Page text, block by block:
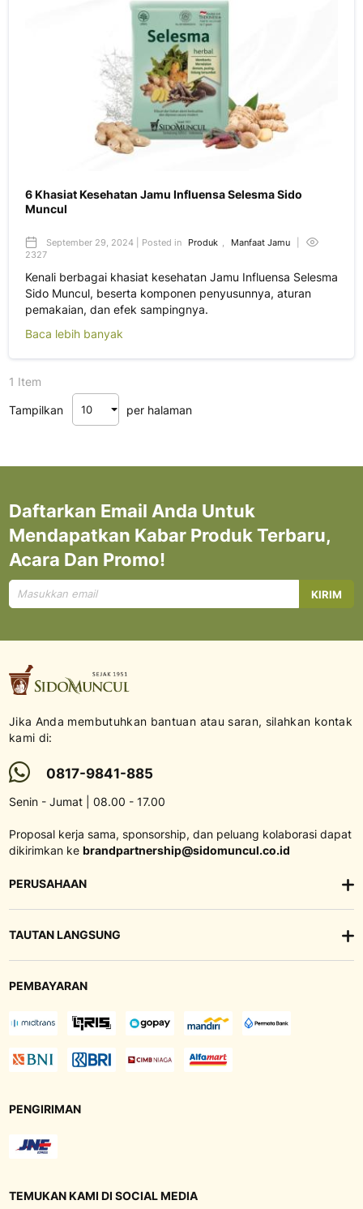
6 Khasiat Kesehatan Jamu Influensa Selesma Sido
Muncul
September 29, 2024 | Posted in Produk Manfaat Jamu
2327
Kenali berbagai khasiat kesehatan Jamu Influensa Selesma
Sido Muncul, beserta komponen penyusunnya, aturan
pemakaian, dan efek sampingnya.
Baca lebih banyak
1 Item
Tampilkan per halaman
Daftarkan Email Anda Untuk
Mendapatkan Kabar Produk Terbaru,
Acara Dan Promo!
Mendaftar
untuk
KIRIM
Jika Anda membutuhkan bantuan atau saran, silahkan kontak
kami di:
0817-9841-885
Senin - Jumat | 08.00 - 17.00
Proposal kerja sama, sponsorship, dan peluang kolaborasi dapat
dikirimkan ke brandpartnership@sidomuncul.co.id
PERUSAHAAN
TAUTAN LANGSUNG
PEMBAYARAN
PENGIRIMAN
TEMUKAN KAMI DI SOCIAL MEDIA